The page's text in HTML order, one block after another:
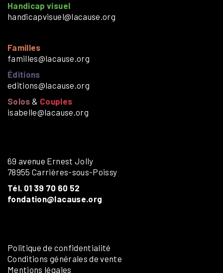
Handicap visuel
handicapvisuel@lacause.org
Familles
familles@lacause.org
Éditions
editions@lacause.org
Solos & Couples
isabelle@lacause.org
69 avenue Ernest Jolly
78955 Carrières-sous-Poissy
Tél. 01 39 70 60 52
fondation@lacause.org
Politique de confidentialité
Conditions générales de vente
Mentions légales